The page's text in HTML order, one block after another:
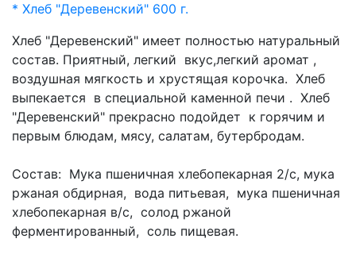
* Хлеб "Деревенский" 600 г.
Хлеб "Деревенский" имеет полностью натуральный
состав. Приятный, легкий вкус,легкий аромат ,
воздушная мягкость и хрустящая корочка. Хлеб
выпекается в специальной каменной печи . Хлеб
"Деревенский" прекрасно подойдет к горячим и
первым блюдам, мясу, салатам, бутербродам.
Состав: Мука пшеничная хлебопекарная 2/с, мука
ржаная обдирная, вода питьевая, мука пшеничная
хлебопекарная в/с, солод ржаной
ферментированный, соль пищевая.